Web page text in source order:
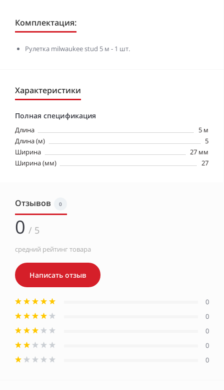
Комплектация:
Рулетка milwaukee stud 5 м - 1 шт.
Характеристики
Полная спецификация
Длина
5 м
Длина (м)
5
Ширина
27 мм
Ширина (мм)
27
Отзывов 0
0 / 5
средний рейтинг товара
Написать отзыв
0
0
0
0
0